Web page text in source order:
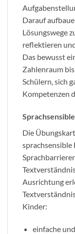
Darauf
Lösungswege
reflektieren
Das bewusst
Zahlenraum
Schülern, sich
Kompetenzen
Die
sprachsensible
Ausrichtung
Kinder:
einfache